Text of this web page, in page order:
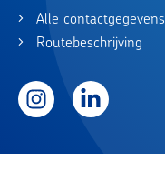
Alle contactgegevens
Routebeschrijving
InstagramLinkedIn